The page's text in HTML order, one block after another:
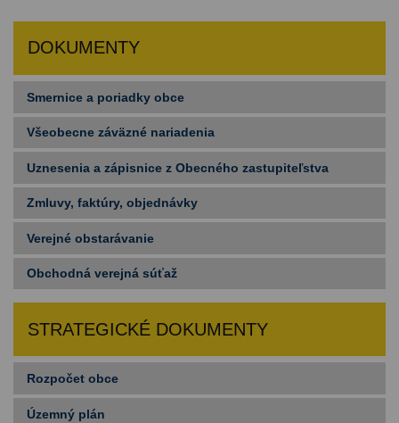
DOKUMENTY
Smernice a poriadky obce
Všeobecne záväzné nariadenia
Uznesenia a zápisnice z Obecného zastupiteľstva
Zmluvy, faktúry, objednávky
Verejné obstarávanie
Obchodná verejná súťaž
STRATEGICKÉ DOKUMENTY
Rozpočet obce
Územný plán